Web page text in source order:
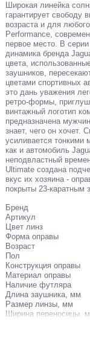
Широкая линейка
гарантирует свободу
возраста и для
Performance,
первое место. В
динамика бренда
цвета,
заушников,
цветами спортивных
это дань уважения
ретро-формы,
винтажный логотип
предназначена
знает, чего он хочет.
усиливается тонкими
как и автомобиль
неподвластный
Ultimate создана
вкус их хозяина -
покрыты 23-каратным
Бренд
Артикул
Цвет линз
Форма оправы
Возраст
Пол
Конструкция оправы
Материал оправы
Наличие футляра
Длина заушника, мм
Размер линзы, мм
Ширина переносицы,